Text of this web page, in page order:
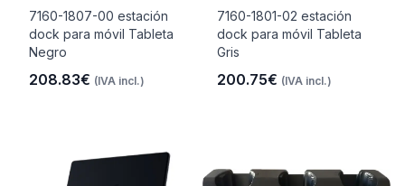
7160-1807-00 estación
dock para móvil Tableta
Negro
208.83€ (IVA incl.)
7160-1801-02 estación
dock para móvil Tableta
Gris
200.75€ (IVA incl.)